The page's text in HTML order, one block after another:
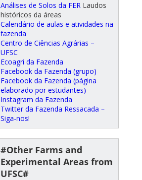
Análises de Solos da FER Laudos
históricos da áreas
Calendário de aulas e atividades na
fazenda
Centro de Ciências Agrárias –
UFSC
Ecoagri da Fazenda
Facebook da Fazenda (grupo)
Facebook da Fazenda (página
elaborado por estudantes)
Instagram da Fazenda
Twitter da Fazenda Ressacada –
Siga-nos!
#Other Farms and
Experimental Areas from
UFSC#